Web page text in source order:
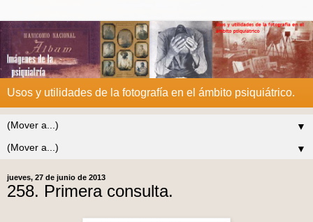
Usos y utilidades de la fotografía en el ámbito psiquiátrico.
▼
▼
jueves, 27 de junio de 2013
258. Primera consulta.